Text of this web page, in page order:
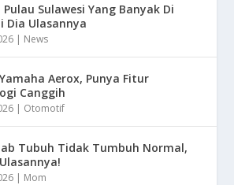
Pulau Sulawesi Yang Banyak Di
Dia Ulasannya
| News
Aerox, Punya Fitur
Canggih
| Otomotif
Tubuh Tidak Tumbuh Normal,
| Mom